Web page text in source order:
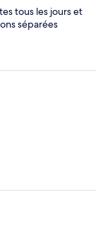
tous les jours et
séparées